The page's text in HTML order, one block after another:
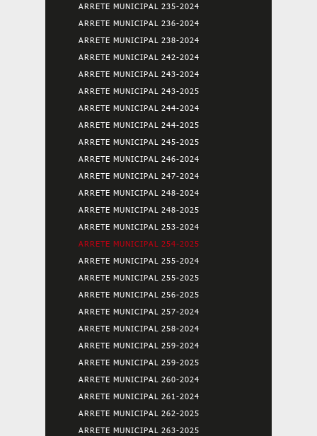
ARRETE MUNICIPAL 235-2024
ARRETE MUNICIPAL 236-2024
ARRETE MUNICIPAL 238-2024
ARRETE MUNICIPAL 242-2024
ARRETE MUNICIPAL 243-2024
ARRETE MUNICIPAL 243-2025
ARRETE MUNICIPAL 244-2024
ARRETE MUNICIPAL 244-2025
ARRETE MUNICIPAL 245-2025
ARRETE MUNICIPAL 246-2024
ARRETE MUNICIPAL 247-2024
ARRETE MUNICIPAL 248-2024
ARRETE MUNICIPAL 248-2025
ARRETE MUNICIPAL 253-2024
ARRETE MUNICIPAL 254-2025
ARRETE MUNICIPAL 255-2024
ARRETE MUNICIPAL 255-2025
ARRETE MUNICIPAL 256-2025
ARRETE MUNICIPAL 257-2024
ARRETE MUNICIPAL 258-2024
ARRETE MUNICIPAL 259-2024
ARRETE MUNICIPAL 259-2025
ARRETE MUNICIPAL 260-2024
ARRETE MUNICIPAL 261-2024
ARRETE MUNICIPAL 262-2025
ARRETE MUNICIPAL 263-2025